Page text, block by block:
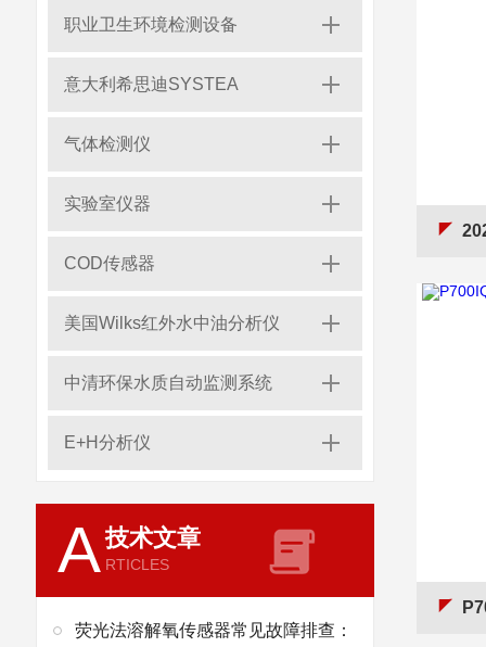
职业卫生环境检测设备
意大利希思迪SYSTEA
气体检测仪
实验室仪器
COD传感器
美国Wilks红外水中油分析仪
中清环保水质自动监测系统
E+H分析仪
A技术文章
RTICLES
荧光法溶解氧传感器常见故障排查：
2020